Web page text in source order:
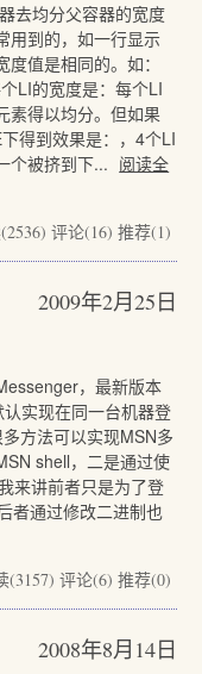
去均分父容器的宽度
用到的，如一行显示
值是相同的。如：
LI的宽度是：每个LI
素得以均分。但如果
得到效果是：，4个LI
个被挤到下... 阅读全
评论(16) 推荐(1)
2009年2月25日
，最新版本
实现在同一台机器登
方法可以实现MSN多
shell，二是通过使
来讲前者只是为了登
者通过修改二进制也
(3157) 评论(6) 推荐(0)
2008年8月14日